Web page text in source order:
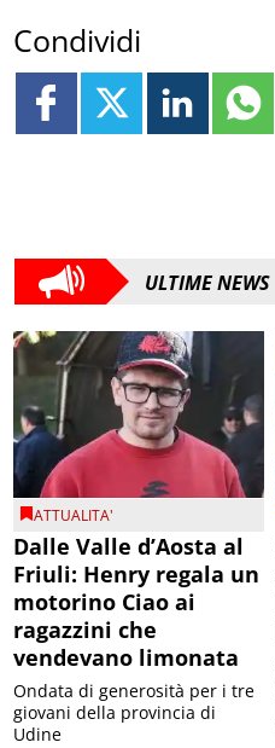
Condividi
ULTIME NEWS
ATTUALITA'
Dalle Valle d’Aosta al
Friuli: Henry regala un
motorino Ciao ai
ragazzini che
vendevano limonata
Ondata di generosità per i tre
giovani della provincia di
Udine